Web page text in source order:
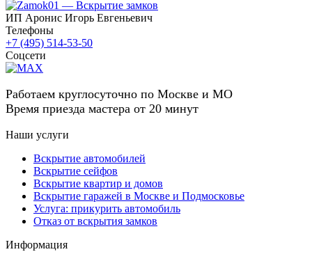
ИП Аронис Игорь Евгеньевич
Телефоны
+7 (495) 514-53-50
Соцсети
Работаем круглосуточно по Москве и МО
Время приезда мастера от 20 минут
Наши услуги
Вскрытие автомобилей
Вскрытие сейфов
Вскрытие квартир и домов
Вскрытие гаражей в Москве и Подмосковье
Услуга: прикурить автомобиль
Отказ от вскрытия замков
Информация